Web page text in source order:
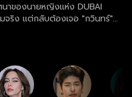
าของนายหญิงแห่ง DUBAI
จริง แต่กลับต้องเจอ "กวินทร์"
าวเธอคือฆาตกร แถมยังเข้าใจผิด